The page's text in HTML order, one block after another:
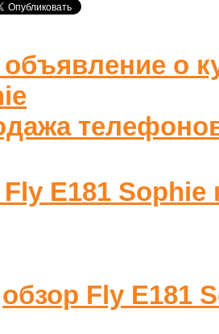
о
E181
обзор Fly E181